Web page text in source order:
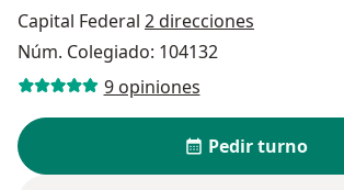
Capital Federal 2 direcciones
Núm. Colegiado: 104132
9 opiniones
Pedir turno